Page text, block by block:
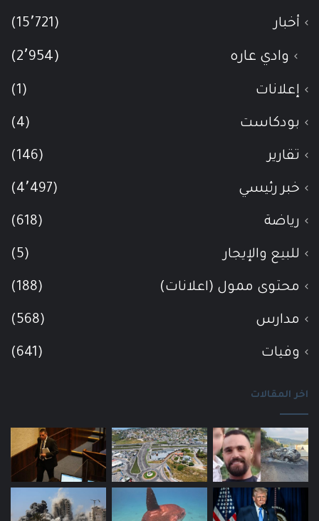
أخبار (15٬721)
وادي عاره (2٬954)
إعلانات (1)
بودكاست (4)
تقارير (146)
خبر رئيسي (4٬497)
رياضة (618)
للبيع والإيجار (5)
محتوى ممول (اعلانات) (188)
مدارس (568)
وفيات (641)
اخر المقالات